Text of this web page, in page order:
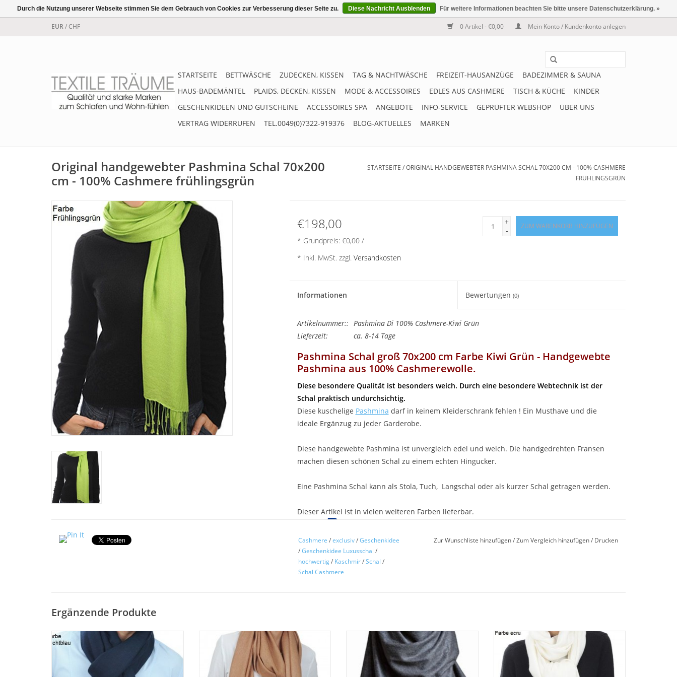
EUR/CHF 0 Artikel - €0,00 Mein Konto / Kundenkonto anlegen
STARTSEITE BETTWÄSCHE ZUDECKEN, KISSEN TAG & NACHTWÄSCHE FREIZEIT-HAUSANZÜGE
BADEZIMMER & SAUNA
HAUS-BADEMÄNTEL
PLAIDS, DECKEN, KISSEN MODE & ACCESSOIRES EDLES AUS CASHMERE TISCH & KÜCHE
KINDER
GESCHENKIDEEN UND GUTSCHEINE
ACCESSOIRES SPA ANGEBOTE INFO-SERVICE GEPRÜFTER WEBSHOP
ÜBER UNS
VERTRAG WIDERRUFEN
TEL.0049(0)7322-919376 BLOG-AKTUELLES MARKEN
Original handgewebter Pashmina Schal 70x200
cm - 100% Cashmere frühlingsgrün
STARTSEITE /ORIGINAL HANDGEWEBTER PASHMINA SCHAL 70X200 CM - 100% CASHMERE
FRÜHLINGSGRÜN
€198,00
* Grundpreis: €0,00 /
* Inkl. MwSt. zzgl. Versandkosten
+
-
ZUM WARENKORB HINZUFÜGEN
Informationen Bewertungen(0)
Artikelnummer:: Pashmina Di 100% Cashmere-Kiwi Grün
Lieferzeit:
ca. 8-14 Tage
Pashmina Schal groß 70x200 cm Farbe Kiwi Grün - Handgewebte
Pashmina aus 100% Cashmerewolle.
Diese besondere Qualität ist besonders weich. Durch eine besondere Webtechnik ist der
Schal praktisch undurchsichtig.
Diese kuschelige Pashmina darf in keinem Kleiderschrank fehlen ! Ein Musthave und die
ideale Ergänzug zu jeder Garderobe.
Diese handgewebte Pashmina ist unvergleich edel und weich. Die handgedrehten Fransen
machen diesen schönen Schal zu einem echten Hingucker.
Eine Pashmina Schal kann als Stola, Tuch, Langschal oder als kurzer Schal getragen werden.
Dieser Artikel ist in vielen weiteren Farben lieferbar.
Cashmere /exclusiv/Geschenkidee
/Geschenkidee Luxusschal /
hochwertig/ Kaschmir/Schal /
Schal Cashmere
Zur Wunschliste hinzufügen/Zum Vergleich hinzufügen/ Drucken
Ergänzende Produkte
Besonders feine und hangewebter
Pashmina Qualität. Schal 70x200 cm. Farbe
nachtblau. Dieser Pashmina Schal aus
100% feinstem Cashmere ist
Sehr feine und hangewebter Pashmina
Qualität. Schal 70x200 cm. Farbe beige-
rosa. Dieser Pashmina Schal aus 100%
feinstem Cashmere ist außerordentlich
Luxuriöses Cashmere Cape, einzeln
gefertigt aus 100% feinster
Cashmerewolle. Als Rundcape gearbeitet.
Größe 130x180 cm. In klassisch schönen
Sehr feine und hangewebter Pashmina
Qualität. Schal 70x200 cm. Farbe creme.
Dieser Pashmina Schal aus 100% feinstem
Cashmere ist außerordentlich weich und
Durch die Nutzung unserer Webseite stimmen Sie dem Gebrauch von Cookies zur Verbesserung dieser Seite zu. Diese Nachricht Ausblenden Für weitere Informationen beachten Sie bitte unsere Datenschutzerklärung. »